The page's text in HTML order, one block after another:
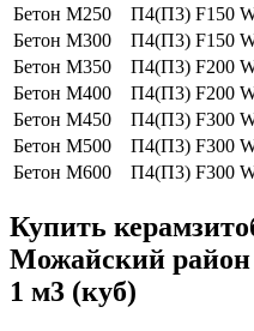
Бетон М250
П4(П3) F150
Бетон М300
П4(П3) F150
Бетон М350
П4(П3) F200
Бетон М400
П4(П3) F200
Бетон М450
П4(П3) F300
Бетон М500
П4(П3) F300
Бетон М600
П4(П3) F300
Купить
Можайский район
1 м3 (куб)